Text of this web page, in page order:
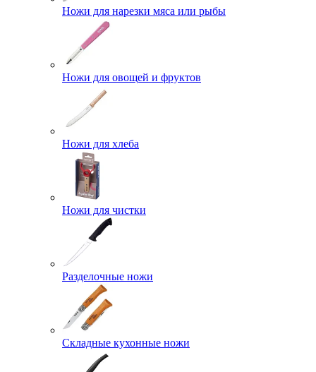
Ножи для нарезки мяса или рыбы
Ножи для овощей и фруктов
Ножи для хлеба
Ножи для чистки
Разделочные ножи
Складные кухонные ножи